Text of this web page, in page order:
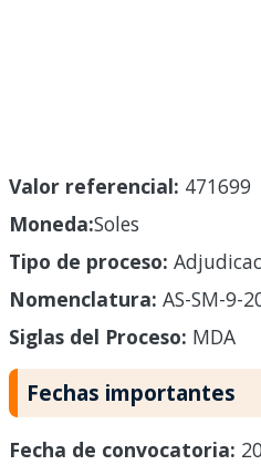
Valor referencial: 471699
Moneda:Soles
Tipo de proceso:
Nomenclatura: AS-SM-9-
Siglas del Proceso: MDA
Fechas importantes
Fecha de convocatoria: